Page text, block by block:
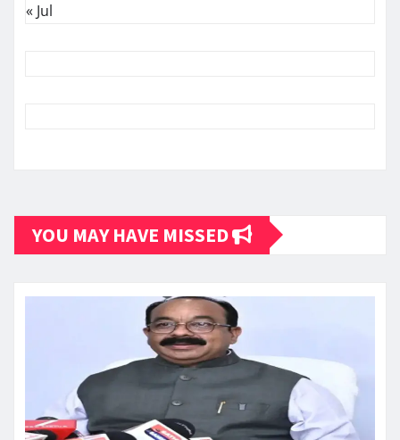
« Jul
YOU MAY HAVE MISSED